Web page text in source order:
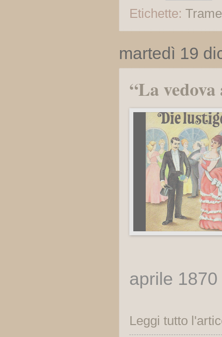
Etichette:
martedì 19
“La
aprile
Leggi tutto